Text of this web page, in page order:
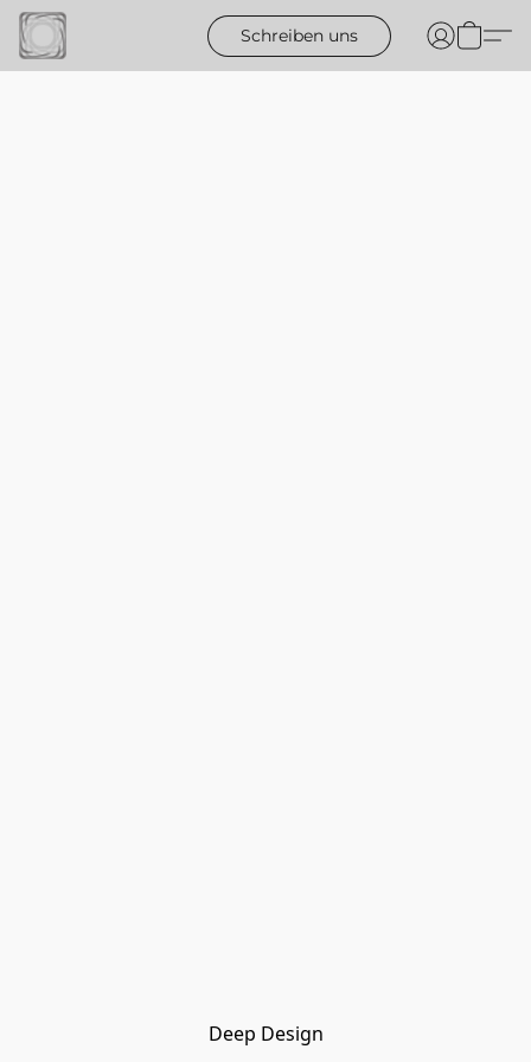
Schreiben uns
Deep Design